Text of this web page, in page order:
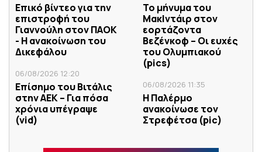
Επικό βίντεο για την
επιστροφή του
Γιαννούλη στον ΠΑΟΚ
- Η ανακοίνωση του
Δικεφάλου
06/08/2026 12:20
Επίσημο του Βιτάλις
στην ΑΕΚ – Για πόσα
χρόνια υπέγραψε
(vid)
Το μήνυμα του
ΜακΙντάιρ στον
εορτάζοντα
Βεζένκοφ – Οι ευχές
του Ολυμπιακού
(pics)
06/08/2026 11:35
Η Παλέρμο
ανακοίνωσε τον
Στρεφέτσα (pic)